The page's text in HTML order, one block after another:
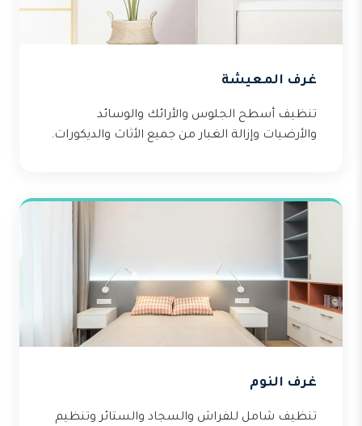
غرف المعيشة
تنظيف أسطح الجلوس والأرائك والوسائد
والأرضيات وإزالة الغبار من جميع الأثاث والديكورات.
غرف النوم
تنظيف شامل للفراش والسجاد والستائر وتنظيم